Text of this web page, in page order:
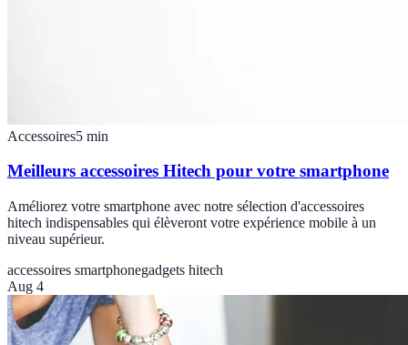
Accessoires5 min
Meilleurs accessoires Hitech pour votre smartphone
Améliorez votre smartphone avec notre sélection d'accessoires
hitech indispensables qui élèveront votre expérience mobile à un
niveau supérieur.
accessoires smartphonegadgets hitech
Aug 4